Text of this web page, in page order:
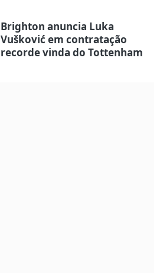
Brighton anuncia Luka
Vušković em contratação
recorde vinda do Tottenham